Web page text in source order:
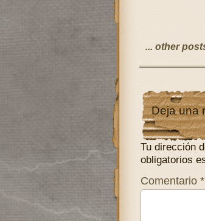
... other
Deja una
Tu dirección
obligatorios
Comentario *